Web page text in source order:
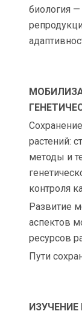
биология
растений:
методы и
контроля
Развитие
аспектов
ресурсов
Пути